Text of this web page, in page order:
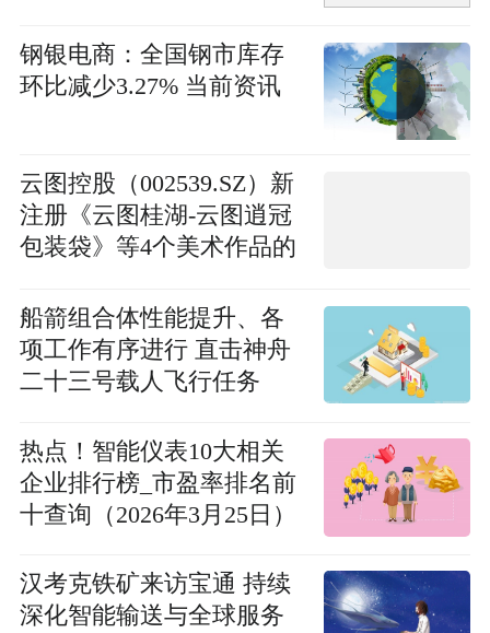
钢银电商：全国钢市库存
环比减少3.27% 当前资讯
云图控股（002539.SZ）新
注册《云图桂湖-云图逍冠
包装袋》等4个美术作品的
船箭组合体性能提升、各
项工作有序进行 直击神舟
二十三号载人飞行任务
热点！智能仪表10大相关
企业排行榜_市盈率排名前
十查询（2026年3月25日）
汉考克铁矿来访宝通 持续
深化智能输送与全球服务